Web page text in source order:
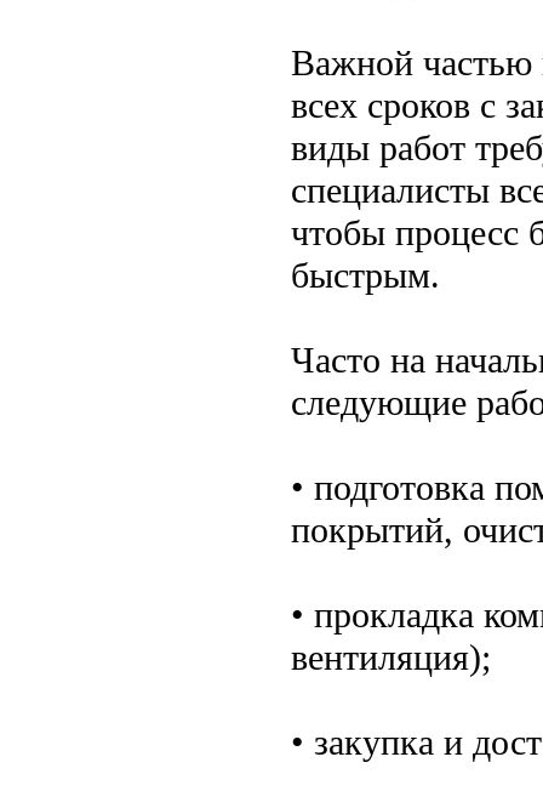
Важной частью
всех сроков с
виды работ
специалисты
чтобы процесс
быстрым.
Часто на
следующие
• подготовка
покрытий,
• прокладка
вентиляция);
• закупка и